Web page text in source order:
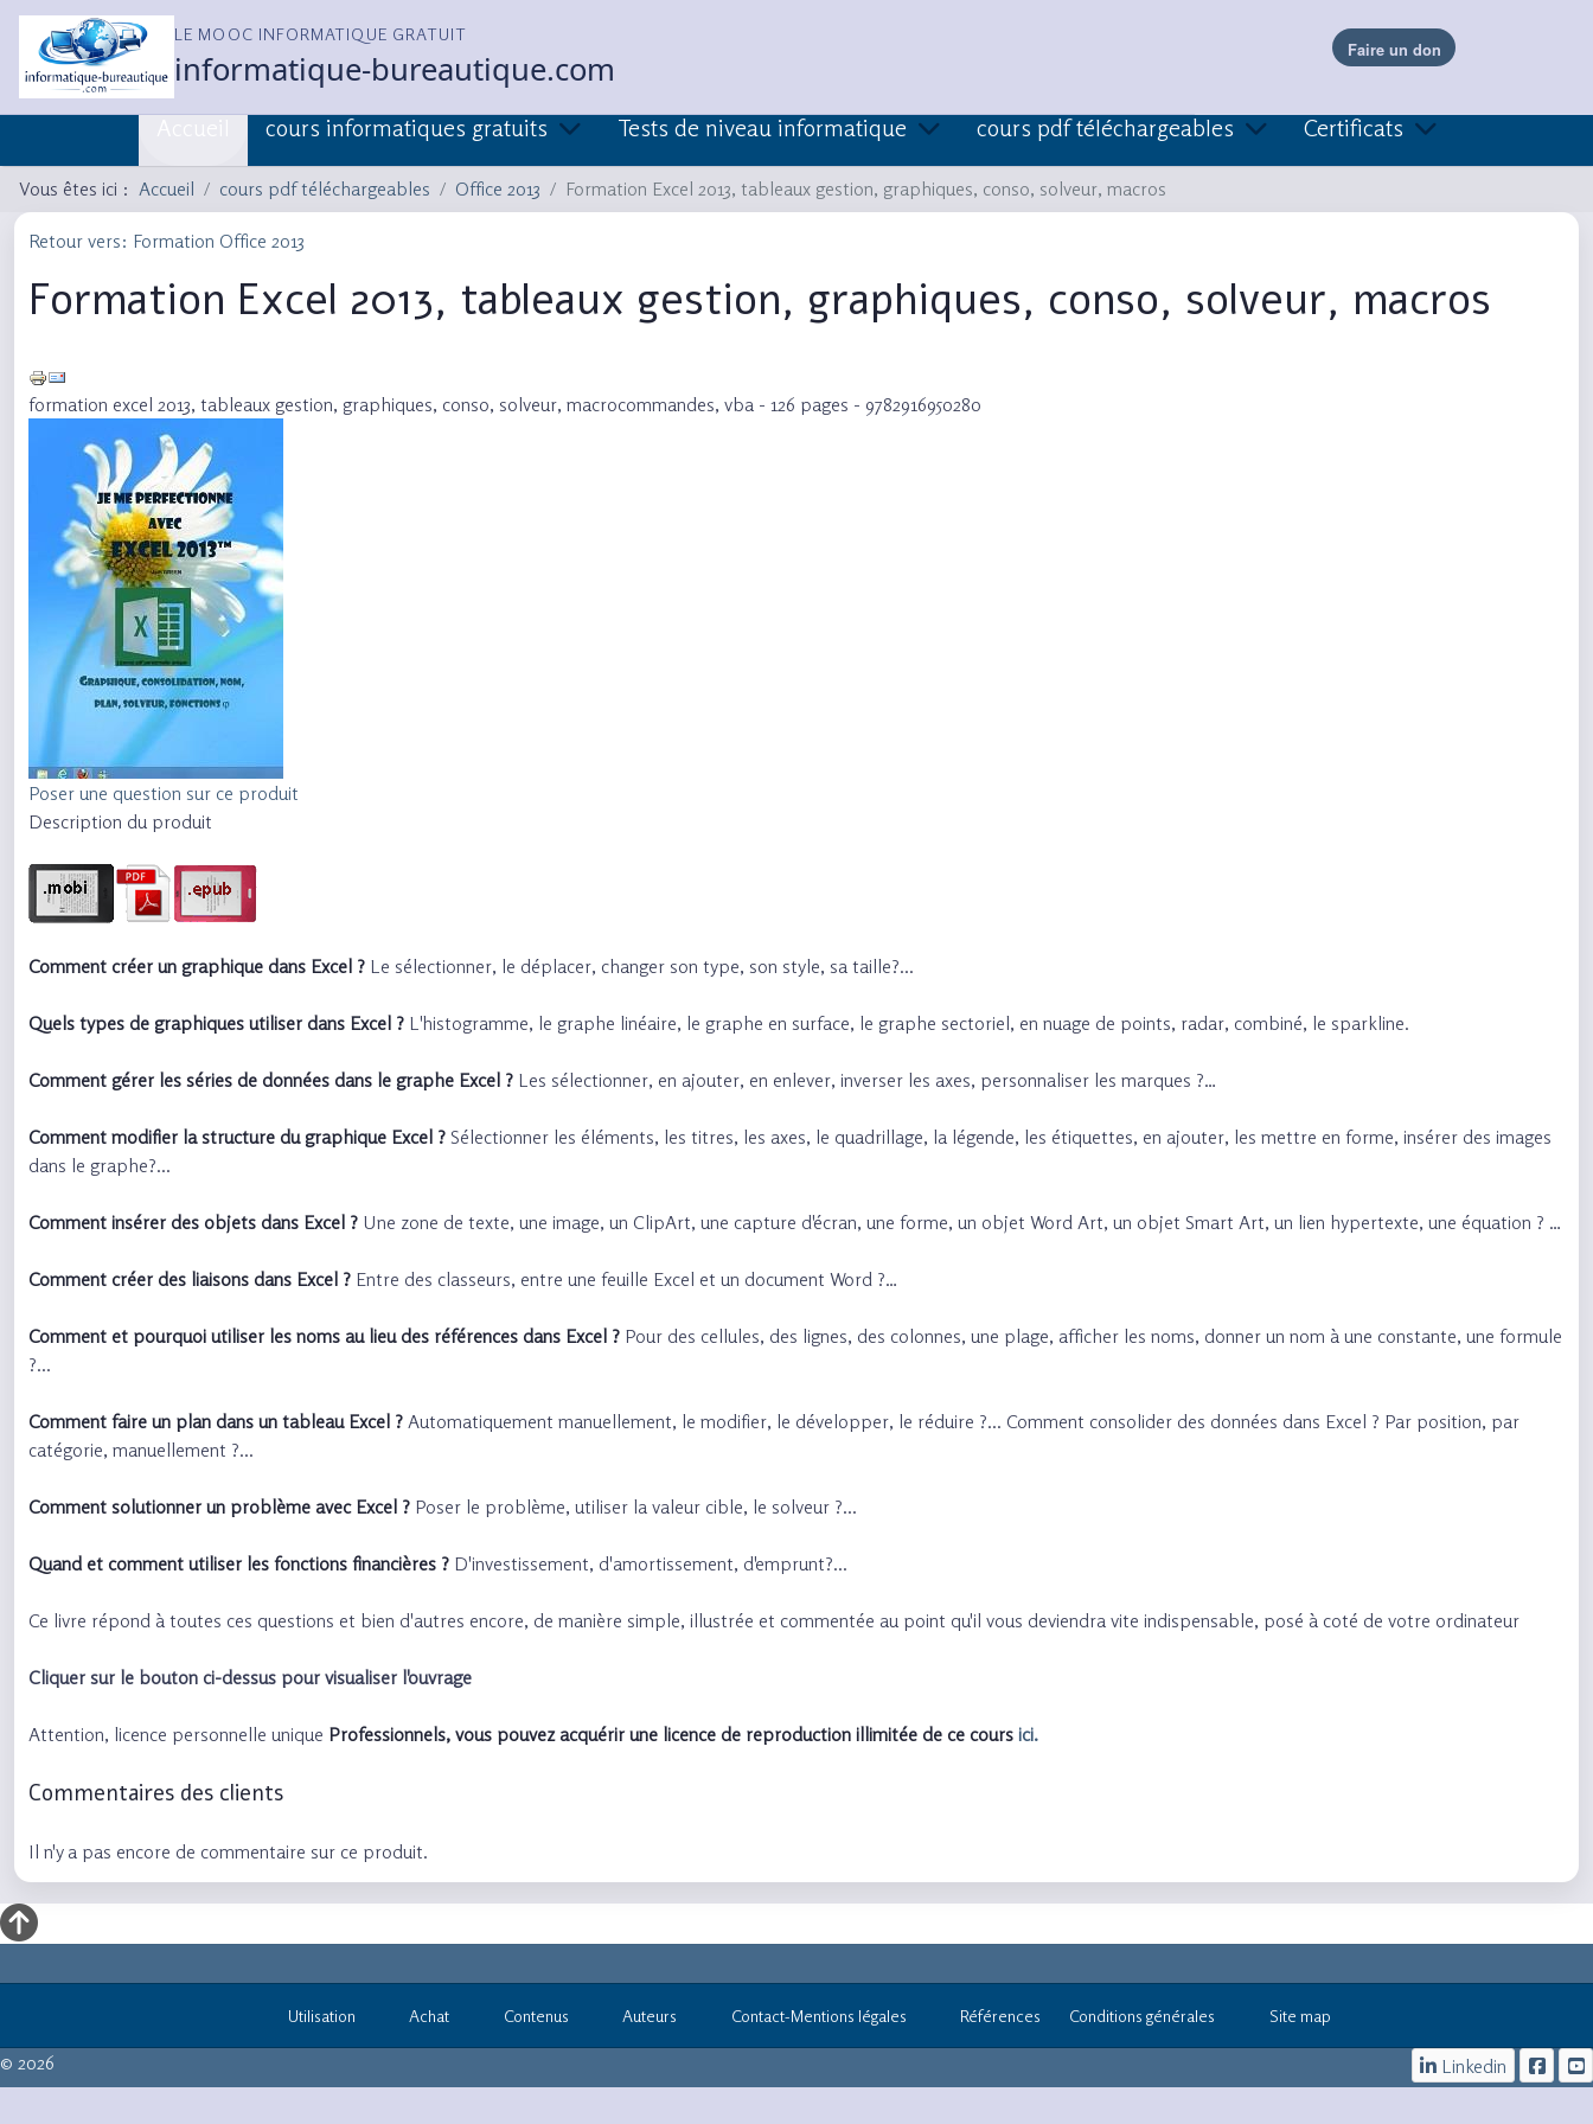
LE MOOC INFORMATIQUE GRATUIT
informatique-bureautique.com
cours informatiques gratuits Tests de niveau informatique cours pdf téléchargeables Certificats
Vous êtes ici : Accueil cours pdf téléchargeables Office 2013 Formation Excel 2013, tableaux gestion, graphiques, conso, solveur, macros
Retour vers: Formation Office 2013
Formation Excel 2013, tableaux gestion, graphiques, conso, solveur, macros
formation excel 2013, tableaux gestion, graphiques, conso, solveur, macrocommandes, vba - 126 pages - 9782916950280
Poser une question sur ce produit
Description du produit
Comment créer un graphique dans Excel ? Le sélectionner, le déplacer, changer son type, son style, sa taille?...
Quels types de graphiques utiliser dans Excel ? L'histogramme, le graphe linéaire, le graphe en surface, le graphe sectoriel, en nuage de points, radar, combiné, le sparkline.
Comment gérer les séries de données dans le graphe Excel ? Les sélectionner, en ajouter, en enlever, inverser les axes, personnaliser les marques ?…
Comment modifier la structure du graphique Excel ? Sélectionner les éléments, les titres, les axes, le quadrillage, la légende, les étiquettes, en ajouter, les mettre en forme, insérer des images
dans le graphe?...
Comment insérer des objets dans Excel ? Une zone de texte, une image, un ClipArt, une capture d'écran, une forme, un objet Word Art, un objet Smart Art, un lien hypertexte, une équation ? …
Comment créer des liaisons dans Excel ? Entre des classeurs, entre une feuille Excel et un document Word ?…
Comment et pourquoi utiliser les noms au lieu des références dans Excel ? Pour des cellules, des lignes, des colonnes, une plage, afficher les noms, donner un nom à une constante, une formule
?...
Comment faire un plan dans un tableau Excel ? Automatiquement manuellement, le modifier, le développer, le réduire ?... Comment consolider des données dans Excel ? Par position, par
catégorie, manuellement ?...
Comment solutionner un problème avec Excel ? Poser le problème, utiliser la valeur cible, le solveur ?...
Quand et comment utiliser les fonctions financières ? D'investissement, d'amortissement, d'emprunt?...
Ce livre répond à toutes ces questions et bien d'autres encore, de manière simple, illustrée et commentée au point qu'il vous deviendra vite indispensable, posé à coté de votre ordinateur
Cliquer sur le bouton ci-dessus pour visualiser l'ouvrage
Attention, licence personnelle unique Professionnels, vous pouvez acquérir une licence de reproduction illimitée de ce cours ici.
Commentaires des clients
Il n'y a pas encore de commentaire sur ce produit.
Utilisation Achat Contenus Auteurs Contact-Mentions légales Références Conditions générales Site map
© 2026 Linkedin